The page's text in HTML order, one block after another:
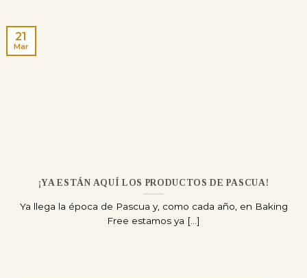
¡YA ESTÁN AQUÍ LOS PRODUCTOS DE PASCUA!
Ya llega la época de Pascua y, como cada año, en Baking
Free estamos ya [...]
21
Mar